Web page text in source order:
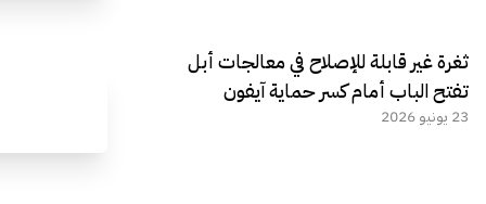
ثغرة غير قابلة للإصلاح في معالجات أبل
تفتح الباب أمام كسر حماية آيفون
23 يونيو 2026